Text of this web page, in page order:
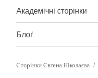
Академічні сторінки
Блоґ
Сторінки Євгена Ніколаєва